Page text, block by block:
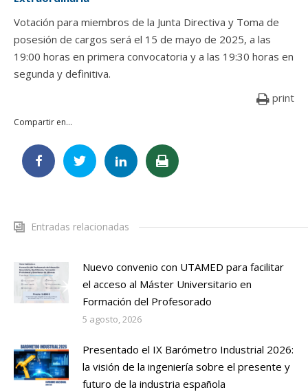
Votación para miembros de la Junta Directiva y Toma de
posesión de cargos será el 15 de mayo de 2025, a las
19:00 horas en primera convocatoria y a las 19:30 horas en
segunda y definitiva.
print
Compartir en...
Entradas relacionadas
Nuevo convenio con UTAMED para facilitar
el acceso al Máster Universitario en
Formación del Profesorado
5 agosto, 2026
Presentado el IX Barómetro Industrial 2026:
la visión de la ingeniería sobre el presente y
futuro de la industria española